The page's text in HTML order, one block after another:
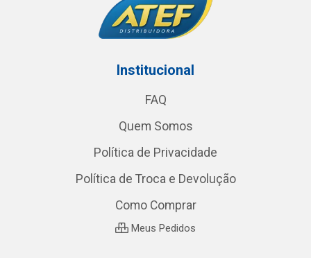
Institucional
FAQ
Quem Somos
Política de Privacidade
Política de Troca e Devolução
Como Comprar
Meus Pedidos